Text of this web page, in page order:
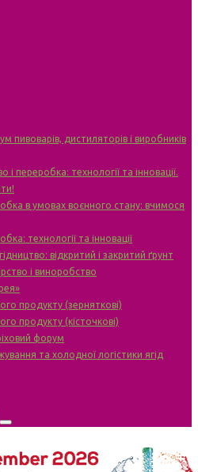
пивоварів, дистиляторів і виробників
і переробка: технології та інновації.
в умовах воєнного стану: вчимося
технології та інновації
відкритий і закритий ґрунт
і виноробство
продукту (зерняткові)
продукту (кісточкові)
форум
та холодної логістики ягід